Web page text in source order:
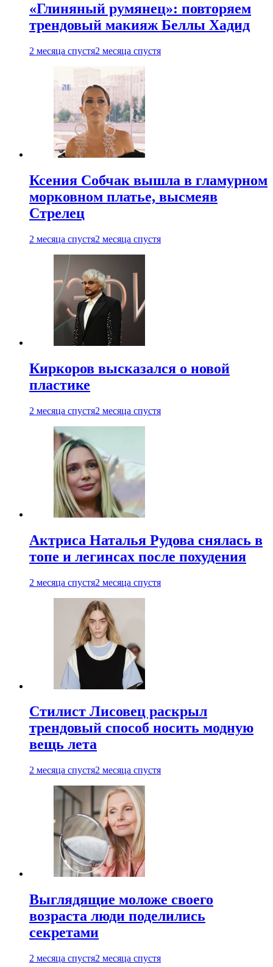
«Глиняный румянец»: повторяем
трендовый макияж Беллы Хадид
2 месяца спустя2 месяца спустя
Ксения Собчак вышла в гламурном
морковном платье, высмеяв
Стрелец
2 месяца спустя2 месяца спустя
Киркоров высказался о новой
пластике
2 месяца спустя2 месяца спустя
Актриса Наталья Рудова снялась в
топе и легинсах после похудения
2 месяца спустя2 месяца спустя
Стилист Лисовец раскрыл
трендовый способ носить модную
вещь лета
2 месяца спустя2 месяца спустя
Выглядящие моложе своего
возраста люди поделились
секретами
2 месяца спустя2 месяца спустя